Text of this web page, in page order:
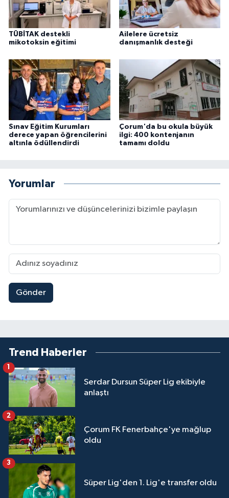
TÜBİTAK destekli
mikotoksin eğitimi
Ailelere ücretsiz
danışmanlık desteği
Sınav Eğitim Kurumları
derece yapan öğrencilerini
altınla ödüllendirdi
Çorum'da bu okula büyük
ilgi: 400 kontenjanın
tamamı doldu
Yorumlar
Gönder
Trend Haberler
Serdar Dursun Süper Lig ekibiyle
anlaştı
Çorum FK Fenerbahçe'ye mağlup
oldu
2
Süper Lig'den 1. Lig'e transfer oldu
3